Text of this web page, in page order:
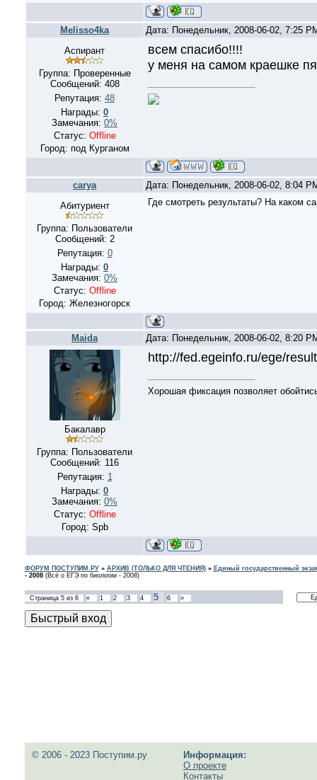
Melisso4ka
Дата: Понедельник, 2008-06-02, 7:25
Аспирант
Группа: Проверенные
Сообщений: 408
Репутация: 48
Награды: 0
Замечания: 0%
Статус: Offline
Город: под Курганом
всем спасибо!!!!
у меня на самом краешке
carya
Дата: Понедельник, 2008-06-02, 8:04
Абитуриент
Группа: Пользователи
Сообщений: 2
Репутация: 0
Награды: 0
Замечания: 0%
Статус: Offline
Город: Железногорск
Где смотреть результаты? На каком
Maida Дата: Понедельник, 2008-06-02, 8:20
Бакалавр
Группа: Пользователи
Сообщений: 116
Репутация: 1
Награды: 0
Замечания: 0%
Статус: Offline
Город: Spb
http://fed.egeinfo.ru/ege/
Хорошая фиксация позволяет
ФОРУМ ПОСТУПИМ.РУ» АРХИВ (ТОЛЬКО ДЛЯ ЧТЕНИЯ)» Единый государственный
- 2008 (Всё о ЕГЭ по биологии - 2008)
Страница 5из 6 « 1 2 3 4 5 6 »
© 2006 - 2023 Поступим.ру
Информация:
О проекте
Контакты